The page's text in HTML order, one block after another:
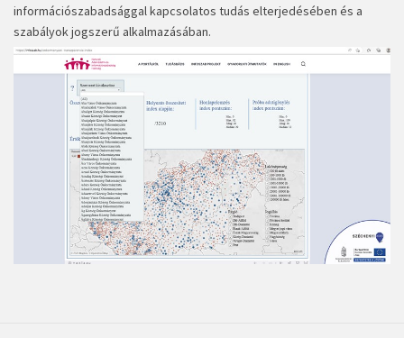
információszabadsággal kapcsolatos tudás elterjedésében és a
szabályok jogszerű alkalmazásában.